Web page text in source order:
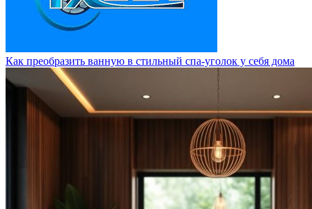
Как преобразить ванную в стильный спа-уголок у себя дома